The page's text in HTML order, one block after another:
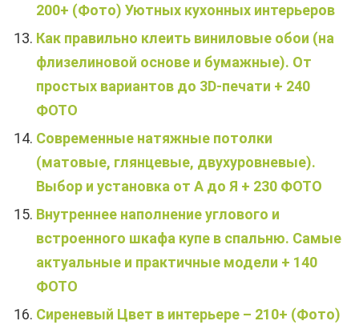
200+ (Фото) Уютных кухонных интерьеров
Как правильно клеить виниловые обои (на
флизелиновой основе и бумажные). От
простых вариантов до 3D-печати + 240
ФОТО
Современные натяжные потолки
(матовые, глянцевые, двухуровневые).
Выбор и установка от А до Я + 230 ФОТО
Внутреннее наполнение углового и
встроенного шкафа купе в спальню. Самые
актуальные и практичные модели + 140
ФОТО
Сиреневый Цвет в интерьере – 210+ (Фото)